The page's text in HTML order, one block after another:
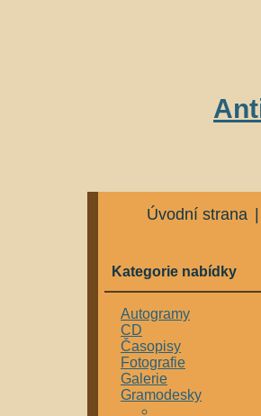
Úvodní strana
Kategorie nabídky
Autogramy
CD
Časopisy
Fotografie
Galerie
Gramodesky